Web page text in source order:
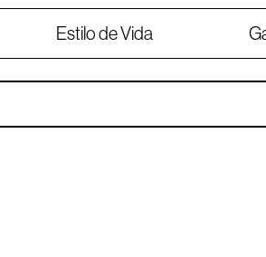
Estilo de Vida